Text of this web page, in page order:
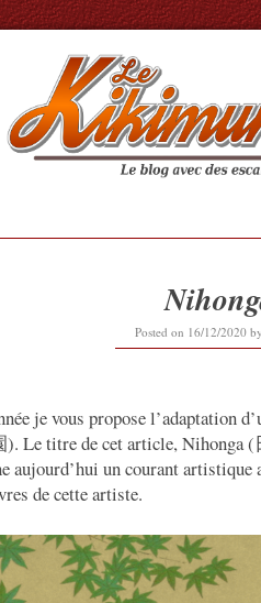
Posted on 16/12/2020by
je vous propose l’adaptation
Le titre de cet article, Nihonga
aujourd’hui un courant
de cette artiste.